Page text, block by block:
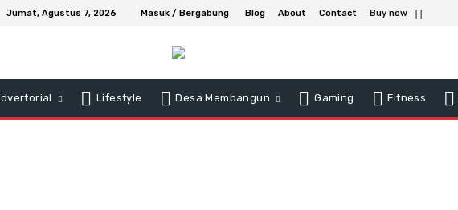
Jumat, Agustus 7, 2026 Masuk / Bergabung Blog About Contact Buy now
Lifestyle Desa Membangun Gaming Fitness